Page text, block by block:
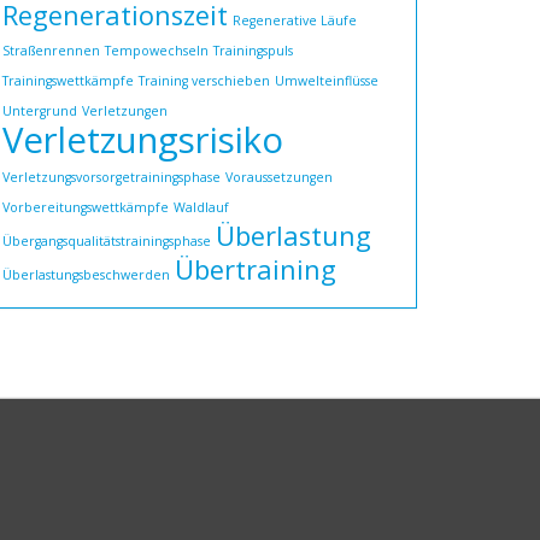
Regenerationszeit Regenerative Läufe
Straßenrennen Tempowechseln Trainingspuls
Trainingswettkämpfe Training verschieben Umwelteinflüsse
Untergrund Verletzungen
Verletzungsrisiko
Verletzungsvorsorgetrainingsphase Voraussetzungen
Vorbereitungswettkämpfe Waldlauf
Übergangsqualitätstrainingsphase Überlastung
Überlastungsbeschwerden Übertraining